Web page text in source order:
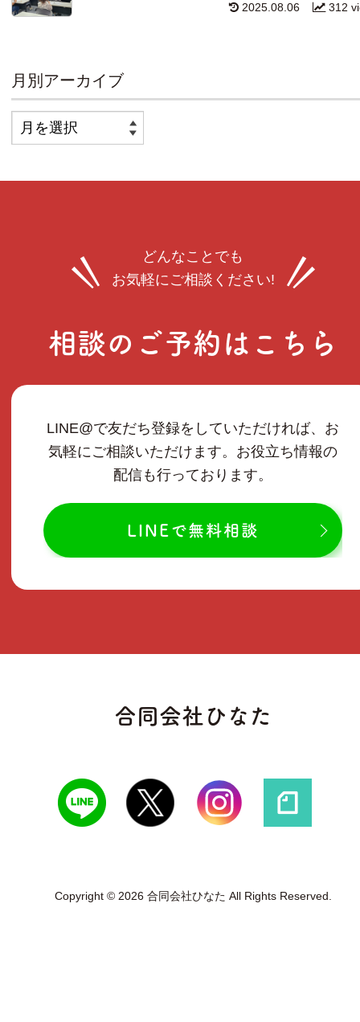
312
2025.08.06
月別アーカイブ
どんなことでも
お気軽にご相談ください!
相談のご予約はこちら
LINE@で友だち登録をしていただければ、お
気軽にご相談いただけます。お役立ち情報の
配信も行っております。
LINEで無料相談
合同会社ひなた
Copyright © 2026 合同会社ひなた All Rights Reserved.